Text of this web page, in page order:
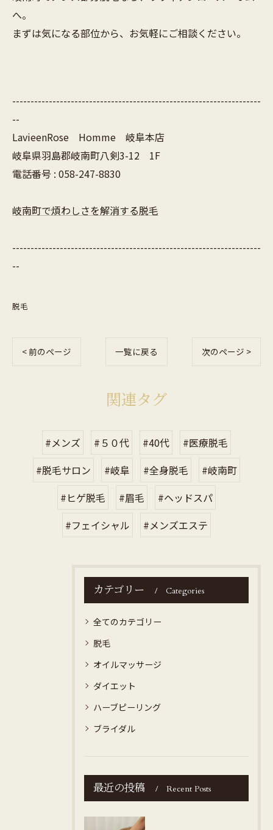
へ。
まずは気になる部位から、お気軽にご相談ください。
--------------------------------------------------------------------
--
LavieenRose Homme 岐阜本店
岐阜県羽島郡岐南町八剣3-12 1F
電話番号 : 058-247-8830
岐南町で煩わしさを解消する脱毛
--------------------------------------------------------------------
--
脱毛
< 前のページ 一覧に戻る 次のページ >
関連タグ
#メンズ #５０代 #40代
#医療脱毛
#脱毛サロン
#岐阜 #全身脱毛
#岐南町
#ヒゲ脱毛
#眉毛
#ヘッドスパ
#フェイシャル
#メンズエステ
カテゴリー Categories
全てのカテゴリー
脱毛
オイルマッサージ
ダイエット
ハーブピーリング
ブライダル
最近の投稿 Recent Posts